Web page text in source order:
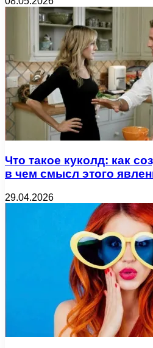
Что такое куколд: как
в чем смысл этого
29.04.2026